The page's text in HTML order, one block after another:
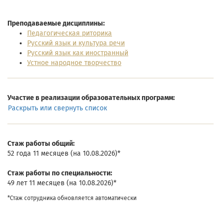
Преподаваемые дисциплины:
Педагогическая риторика
Русский язык и культура речи
Русский язык как иностранный
Устное народное творчество
Участие в реализации образовательных программ:
Раскрыть или свернуть список
Cтаж работы общий:
52 года 11 месяцев (на 10.08.2026)*
Cтаж работы по специальности:
49 лет 11 месяцев (на 10.08.2026)*
*Стаж сотрудника обновляется автоматически